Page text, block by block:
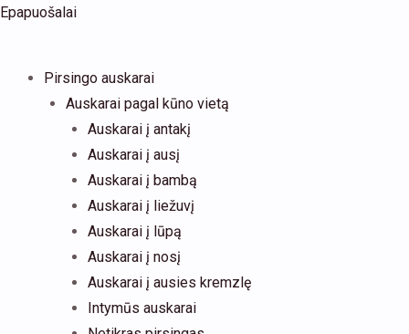
Pereiti
Epapuošalai
Pirsingo auskarai
Auskarai pagal kūno vietą
Auskarai į antakį
Auskarai į ausį
Auskarai į bambą
Auskarai į liežuvį
Auskarai į lūpą
Auskarai į nosį
Auskarai į ausies kremzlę
Intymūs auskarai
Products